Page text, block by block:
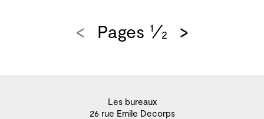
< Pages 1
2 >
Les bureaux
26 rue Emile Decorps